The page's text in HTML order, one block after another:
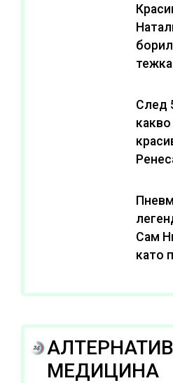
След
Сам
като
МЕДИЦИНА